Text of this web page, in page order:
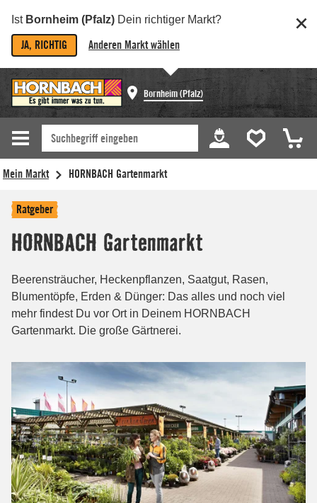
Ist Bornheim (Pfalz) Dein richtiger Markt?
JA, RICHTIG Anderen Markt wählen
Bornheim (Pfalz)